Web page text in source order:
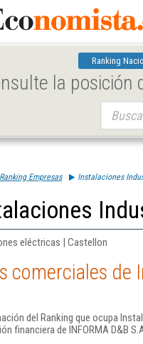
Ranking
la posición
Empresas Instalaciones
eléctricas | Castellon
comerciales de
del Ranking que ocupa
financiera de INFORMA D&B